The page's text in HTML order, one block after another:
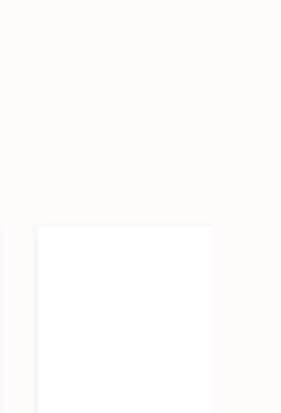
TU
TU